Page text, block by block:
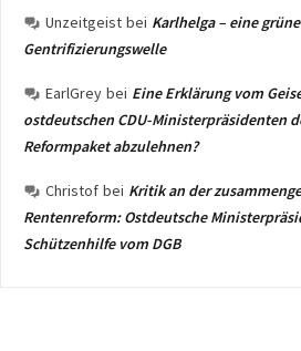
Unzeitgeist bei Karlhelga – eine
Gentrifizierungswelle
EarlGrey bei Eine Erklärung vom
ostdeutschen CDU-Ministerpräsidenten
Reformpaket abzulehnen?
Christof bei Kritik an der
Rentenreform: Ostdeutsche
Schützenhilfe vom DGB